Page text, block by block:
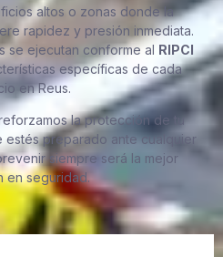
altos o zonas donde la
rapidez y presión inmediata.
se ejecutan conforme al RIPCI
específicas de cada
en Reus.
la protección de tu
estés preparado ante cualquier
siempre será la mejor
en seguridad.